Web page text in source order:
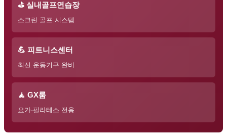
⛳ 실내골프연습장
스크린 골프 시스템
💪 피트니스센터
최신 운동기구 완비
🧘 GX룸
요가·필라테스 전용